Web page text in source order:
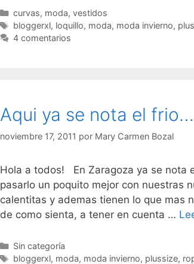
Categorías
curvas, moda, vestidos
Etiquetas
bloggerxl, loquillo, moda, moda invierno,
4 comentarios
Aqui ya se nota el frio…
noviembre 17, 2011 por Mary Carmen Bozal
Hola a todos! En Zaragoza ya se nota
pasarlo un poquito mejor con nuestras
calentitas y ademas tienen lo que mas
de como sienta, a tener en cuenta …
Categorías
Sin categoría
Etiquetas
bloggerxl, moda, moda invierno, plussize,